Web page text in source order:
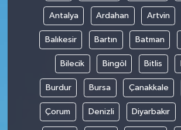
Antalya Ardahan Artvin
Balıkesir Bartın Batman
Bilecik Bingöl Bitlis
Burdur Bursa Çanakkale
Çorum Denizli Diyarbakır